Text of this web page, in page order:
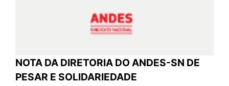
NOTA DA DIRETORIA DO ANDES-SN DE
PESAR E SOLIDARIEDADE